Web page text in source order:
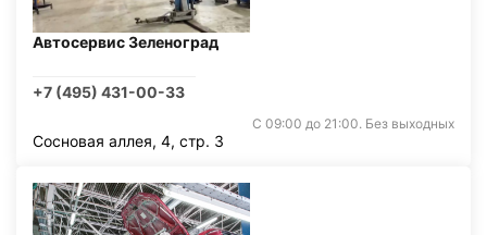
Автосервис Зеленоград
+7 (495) 431-00-33
С 09:00 до 21:00. Без выходных
Сосновая аллея, 4, стр. 3